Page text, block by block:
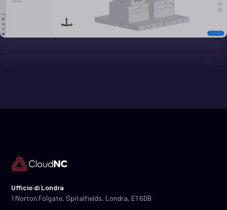
Ufficio di Londra
1 Norton Folgate, Spitalfields, Londra, E1 6DB